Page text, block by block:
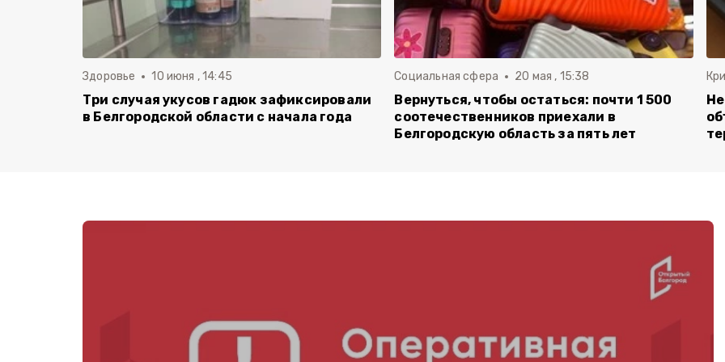
Здоровье 10 июня , 14:45
Три случая укусов гадюк зафиксировали
в Белгородской области с начала года
Социальная сфера 20 мая , 15:38
Вернуться, чтобы остаться: почти 1 500
соотечественников приехали в
Белгородскую область за пять лет